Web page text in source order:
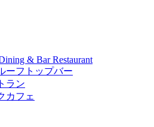
& Bar Restaurant
ーフトップバー
ラン
カフェ